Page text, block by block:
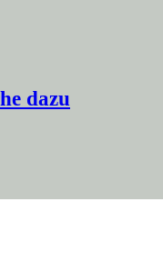
dazu